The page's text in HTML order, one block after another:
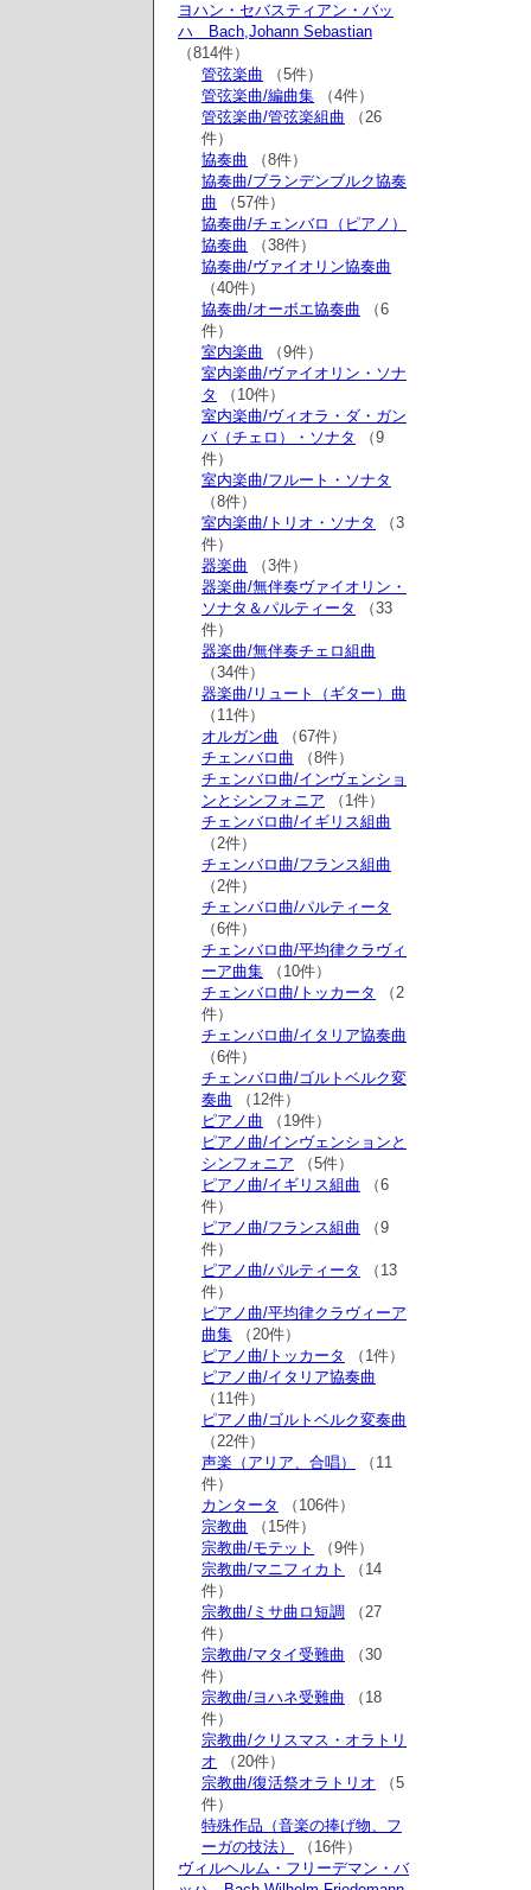
ヨハン・セバスティアン・バッ
ハ Bach,Johann Sebastian
（814件）
管弦楽曲 （5件）
管弦楽曲/編曲集 （4件）
管弦楽曲/管弦楽組曲 （26
件）
協奏曲 （8件）
協奏曲/ブランデンブルク協奏
曲 （57件）
協奏曲/チェンバロ（ピアノ）
協奏曲 （38件）
協奏曲/ヴァイオリン協奏曲
（40件）
協奏曲/オーボエ協奏曲 （6
件）
室内楽曲 （9件）
室内楽曲/ヴァイオリン・ソナ
タ
（10件）
室内楽曲/ヴィオラ・ダ・ガン
バ（チェロ）・ソナタ
（9
件）
室内楽曲/フルート・ソナタ
（8件）
室内楽曲/トリオ・ソナタ
（3
件）
器楽曲 （3件）
器楽曲/無伴奏ヴァイオリン・
ソナタ＆パルティータ
（33
件）
器楽曲/無伴奏チェロ組曲
（34件）
器楽曲/リュート（ギター）曲
（11件）
オルガン曲 （67件）
チェンバロ曲 （8件）
チェンバロ曲/インヴェンショ
ンとシンフォニア （1件）
チェンバロ曲/イギリス組曲
（2件）
チェンバロ曲/フランス組曲
（2件）
チェンバロ曲/パルティータ
（6件）
チェンバロ曲/平均律クラヴィ
ーア曲集 （10件）
チェンバロ曲/トッカータ
（2
件）
チェンバロ曲/イタリア協奏曲
（6件）
チェンバロ曲/ゴルトベルク変
奏曲 （12件）
ピアノ曲 （19件）
ピアノ曲/インヴェンションと
シンフォニア （5件）
ピアノ曲/イギリス組曲 （6
件）
ピアノ曲/フランス組曲 （9
件）
ピアノ曲/パルティータ
（13
件）
ピアノ曲/平均律クラヴィーア
曲集 （20件）
ピアノ曲/トッカータ
（1件）
ピアノ曲/イタリア協奏曲
（11件）
ピアノ曲/ゴルトベルク変奏曲
（22件）
声楽（アリア、合唱）
（11
件）
カンタータ
（106件）
宗教曲 （15件）
宗教曲/モテット
（9件）
宗教曲/マニフィカト
（14
件）
宗教曲/ミサ曲ロ短調 （27
件）
宗教曲/マタイ受難曲 （30
件）
宗教曲/ヨハネ受難曲 （18
件）
宗教曲/クリスマス・オラトリ
オ （20件）
宗教曲/復活祭オラトリオ （5
件）
特殊作品（音楽の捧げ物、フ
ーガの技法）
（16件）
ヴィルヘルム・フリーデマン・バ